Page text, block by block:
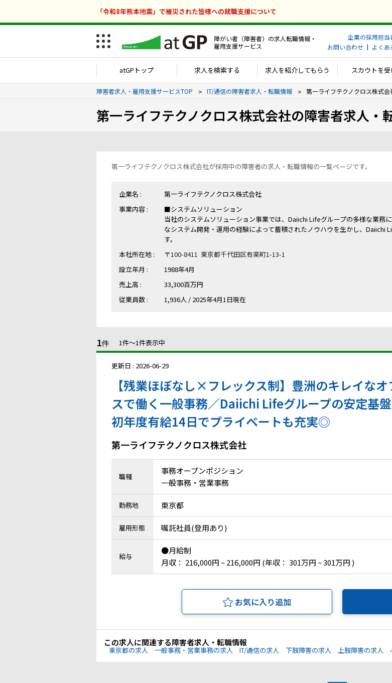
「令和8年熊本地震」で被災された皆様への就職支援について
障がい者（障害者）の求人転職情報・
雇用支援サービス
企業の採用担当
お問い合わせ
よくあ
atGPトップ 求人を検索する 求人を紹介してもらう スカウトを受
障害者求人・雇用支援サービスTOP IT/通信の障害者求人・転職情報 第一ライフテクノクロス株式
第一ライフテクノクロス株式会社の障害者求人・
第一ライフテクノクロス株式会社が採用中の障害者の求人・転職情報の一覧ページです。
企業名 :
第一ライフテクノクロス株式会社
事業内容 :
■システムソリューション
当社のシステムソリューション事業では、Daiichi Lifeグループの多様な業務
なシステム開発・運用の経験によって蓄積されたノウハウを生かし、Daiichi
す。
本社所在地 :
〒100-8411 東京都千代田区有楽町1-13-1
設立年月 :
1988年4月
売上高 :
33,300百万円
従業員数 :
1,936人 / 2025年4月1日現在
1件 1件〜1件表示中
更新日 : 2026-06-29
【残業ほぼなし×フレックス制】豊洲のキレイなオ
スで働く一般事務／Daiichi Lifeグループの安定基
初年度有給14日でプライベートも充実◎
第一ライフテクノクロス株式会社
職種
事務オープンポジション
一般事務・営業事務
勤務地 東京都
雇用形態 嘱託社員(登用あり)
給与
●月給制
月収： 216,000円 ~ 216,000円 (年収： 301万円 ~ 301万円 )
お気に入り追加
この求人に関連する障害者求人・転職情報
東京都の求人 一般事務・営業事務の求人 IT/通信の求人 下肢障害の求人 上肢障害の求人